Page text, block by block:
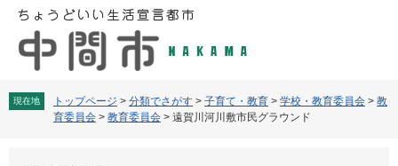
現在地 トップページ > 分類でさがす > 子育て・教育 > 学校・教育委員会 > 教
育委員会 > 教育委員会 > 遠賀川河川敷市民グラウンド